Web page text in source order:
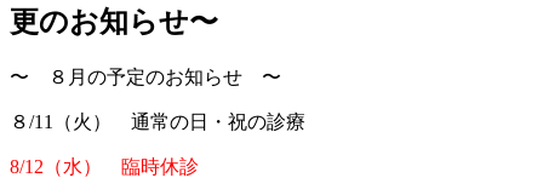
更のお知らせ〜
〜 ８月の予定のお知らせ 〜
８/11（火） 通常の日・祝の診療
8/12（水） 臨時休診